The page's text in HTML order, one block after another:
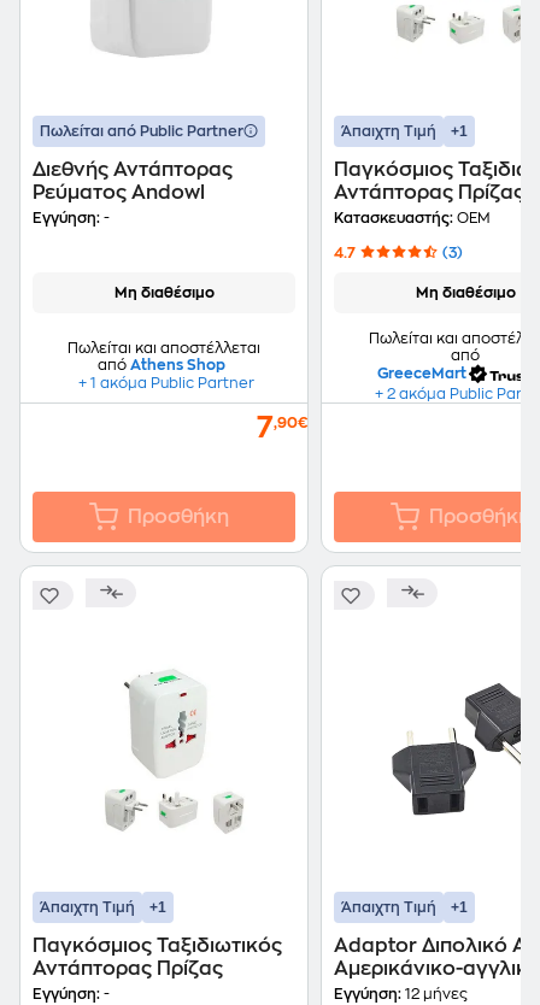
Πωλείται από Public Partner
Διεθνής Αντάπτορας
Ρεύματος Andowl
Εγγύηση: -
Μη διαθέσιμο
Πωλείται και αποστέλλεται
από Athens Shop
+ 1 ακόμα Public Partner
7,90€
Προσθήκη
Άπαιχτη Τιμή +1
Παγκόσμιος
Αντάπτορας Πρίζας
Θύρες Usb -
Κατασκευαστής: OEM
4.7 (3)
Μη διαθέσιμο
Πωλείται και
από
GreeceMart
+ 2 ακόμα Public
Προσθήκη
Άπαιχτη Τιμή +1
Παγκόσμιος Ταξιδιωτικός
Αντάπτορας Πρίζας
Εγγύηση: -
Άπαιχτη Τιμή +1
Adaptor Διπολικό
Αμερικάνικο-
Ευρωπαϊκό 41-13619
Εγγύηση: 12 μήνες